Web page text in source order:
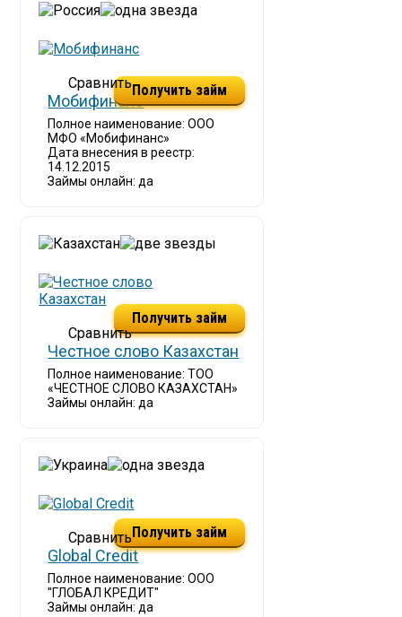
Мобифинанс
Полное наименование: ООО
МФО «Мобифинанс»
Дата внесения в реестр:
14.12.2015
Займы онлайн: да
Получить займ
Честное слово Казахстан
Полное наименование: ТОО
«ЧЕСТНОЕ СЛОВО КАЗАХСТАН»
Займы онлайн: да
Получить займ
Global Credit
Полное наименование: ООО
"ГЛОБАЛ КРЕДИТ"
Займы онлайн: да
Получить займ